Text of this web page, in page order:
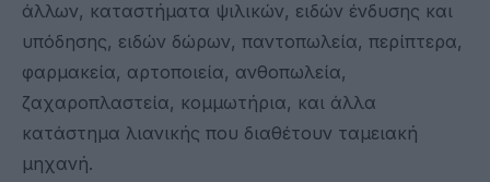
άλλων, καταστήματα ψιλικών, ειδών ένδυσης και
υπόδησης, ειδών δώρων, παντοπωλεία, περίπτερα,
φαρμακεία, αρτοποιεία, ανθοπωλεία,
ζαχαροπλαστεία, κομμωτήρια, και άλλα
κατάστημα λιανικής που διαθέτουν ταμειακή
μηχανή.